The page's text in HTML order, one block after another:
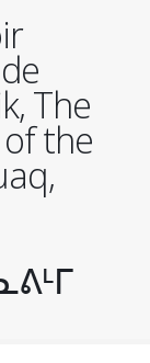
The
the